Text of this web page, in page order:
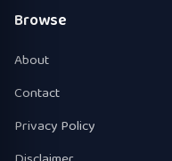
Browse
About
Contact
Privacy Policy